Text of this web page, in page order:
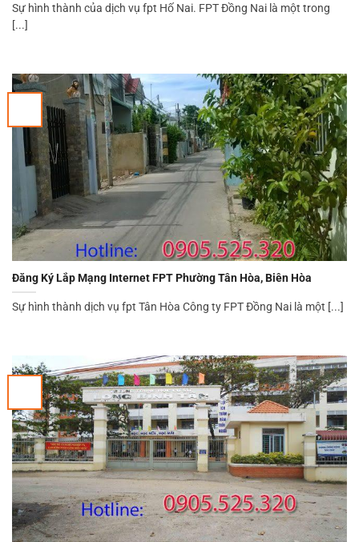
Sự hình thành của dịch vụ fpt Hố Nai. FPT Đồng Nai là một trong
[...]
Đăng Ký Lắp Mạng Internet FPT Phường Tân Hòa, Biên Hòa
Sự hình thành dịch vụ fpt Tân Hòa Công ty FPT Đồng Nai là một [...]